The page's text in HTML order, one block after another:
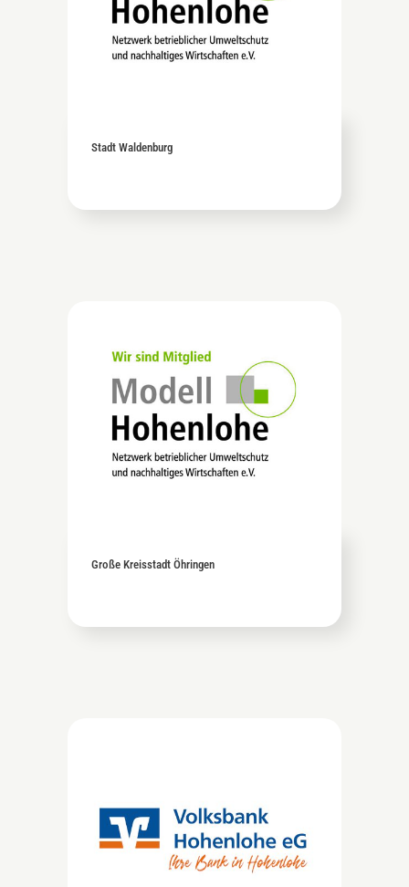
Stadt Waldenburg
Große Kreisstadt Öhringen